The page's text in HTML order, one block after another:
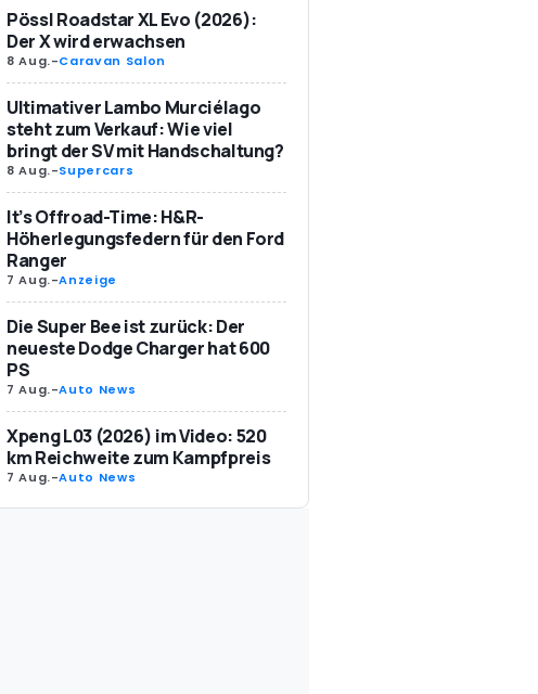
Pössl Roadstar XL Evo (2026):
Der X wird erwachsen
8 Aug.-Caravan Salon
Ultimativer Lambo Murciélago
steht zum Verkauf: Wie viel
bringt der SV mit Handschaltung?
8 Aug.-Supercars
It’s Offroad-Time: H&R-
Höherlegungsfedern für den Ford
Ranger
7 Aug.-Anzeige
Die Super Bee ist zurück: Der
neueste Dodge Charger hat 600
PS
7 Aug.-Auto News
Xpeng L03 (2026) im Video: 520
km Reichweite zum Kampfpreis
7 Aug.-Auto News